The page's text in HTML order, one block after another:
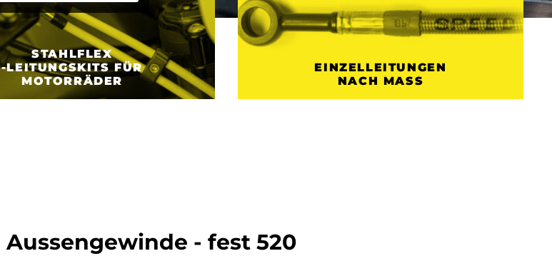
STAHLFLEX
-LEITUNGSKITS FÜR
MOTORRÄDER
EINZELLEITUNGEN
NACH MASS
Aussengewinde - fest 520